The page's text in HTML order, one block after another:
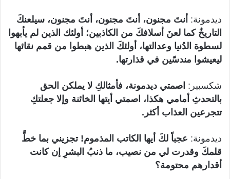
ديدمونة: أنتَ مجنون، أنتَ مجنون، أنتَ مجنون، سيلعنكَ
التاريخُ كما لعنَ أسلافكَ من الكاذبين؛ أولئك الذين لم يأبهوا
لسطوة الدُنيا وعدالتها، أولئكَ الذين هبطوا من قمم نقائها
ليعيشوا مندسّين في قذارتها.
شكسبير: اصمتي ديدمونة، فأمثالكِ لا يملكن الحق
بالتحدثِ أمامي هكذا، اصمتي أيتها الخائنة وإلا جعلتكِ
تتجرعين العذاب أكثر.
ديدمونة: عجباً لكَ أيها الكاتب المذموم! تجزيني بما خطَّ
قلمكَ وقدرت لي من نصيب، ما ذنبُ البشرِ إن كانت
أقدارهم محتومة؟